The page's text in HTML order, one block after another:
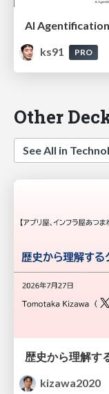
ks91
PRO
Other
See All in
歴史から理解す
kizawa2020